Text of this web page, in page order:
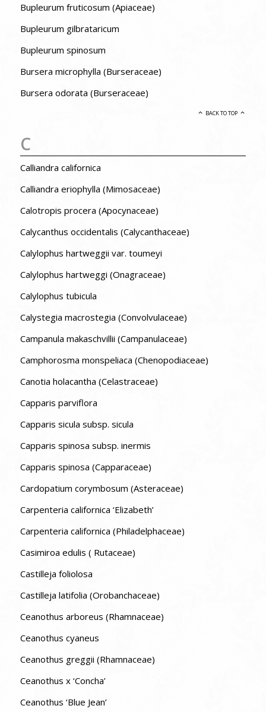
Bupleurum fruticosum (Apiaceae)
Bupleurum gilbrataricum
Bupleurum spinosum
Bursera microphylla (Burseraceae)
Bursera odorata (Burseraceae)
BACK TO TOP
C
Calliandra californica
Calliandra eriophylla (Mimosaceae)
Calotropis procera (Apocynaceae)
Calycanthus occidentalis (Calycanthaceae)
Calylophus hartweggii var. toumeyi
Calylophus hartweggi (Onagraceae)
Calylophus tubicula
Calystegia macrostegia (Convolvulaceae)
Campanula makaschvillii (Campanulaceae)
Camphorosma monspeliaca (Chenopodiaceae)
Canotia holacantha (Celastraceae)
Capparis parviflora
Capparis sicula subsp. sicula
Capparis spinosa subsp. inermis
Capparis spinosa (Capparaceae)
Cardopatium corymbosum (Asteraceae)
Carpenteria californica ‘Elizabeth’
Carpenteria californica (Philadelphaceae)
Casimiroa edulis ( Rutaceae)
Castilleja foliolosa
Castilleja latifolia (Orobanchaceae)
Ceanothus arboreus (Rhamnaceae)
Ceanothus cyaneus
Ceanothus greggii (Rhamnaceae)
Ceanothus x ‘Concha’
Ceanothus ‘Blue Jean’